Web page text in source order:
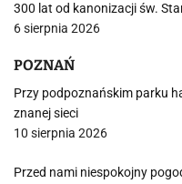
300 lat od kanonizacji św.
6 sierpnia 2026
POZNAŃ
Przy podpoznańskim parku
znanej sieci
10 sierpnia 2026
Przed nami niespokojny